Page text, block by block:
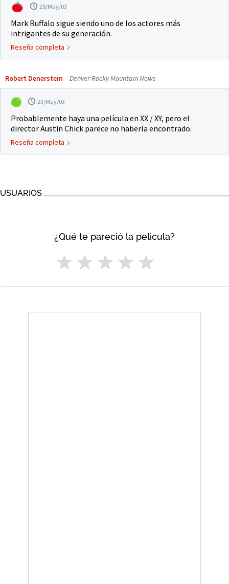
28/May/03
Mark Ruffalo sigue siendo uno de los actores más
intrigantes de su generación.
Reseña completa
Robert Denerstein Denver Rocky Mountain News
23/May/03
Probablemente haya una película en XX / XY, pero el
director Austin Chick parece no haberla encontrado.
Reseña completa
USUARIOS
¿Qué te pareció la pelicula?